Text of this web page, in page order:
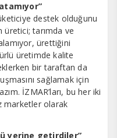
destek olduğunu
üretici; tarımda ve
ürettiğini
üretimde kalite
bir taraftan da
sağlamak için
İZMAR’ları, bu her iki
marketler olarak
yerine getirdiler”